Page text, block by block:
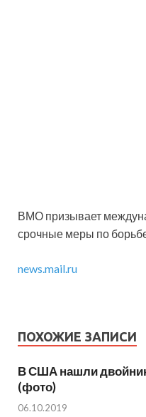
ВМО призывает
срочные меры по
news.mail.ru
ПОХОЖИЕ ЗАПИСИ
В США нашли
(фото)
06.10.2019